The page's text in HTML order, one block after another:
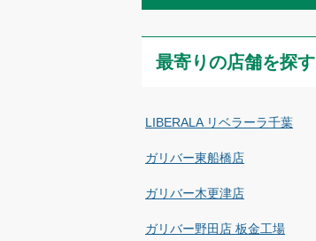
最寄りの店舗を探す
LIBERALA リベラーラ千葉
ガリバー東船橋店
ガリバー木更津店
ガリバー野田店 板金工場